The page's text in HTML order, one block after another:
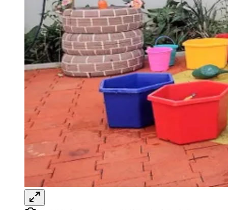
Cidades da Região
Santana de ParnaíbaOsascoCarapicuíbaJandiraItapeviCotiaPirapora
do Bom JesusAraçariguamaCajamarCaieirasFranco da
RochaFrancisco MoratoTaboão da SerraEmbu das ArtesSão Roque
Para Sua Empresa
Anuncie Regional
Guia de Empresas
Vagas na RegiãoNovo
Hub de Negócios
Guia Comercial
Selo Verificado
Portal Educacional
Agenda de Vestibulares
Vagas de Emprego
Concursos
Panorama Econômico
Panorama Econômico
Para Sua Empresa